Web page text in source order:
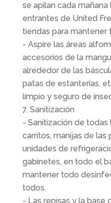
se apilan cada
entrantes de United
tiendas para
- Aspire las áreas
accesorios de la
alrededor de las
patas de estanterías,
limpio y seguro de
Sanitización
- Sanitización de todas
carritos, manijas de las
unidades de
gabinetes, en todo el
mantener todo
todos.
- Las repisas y la base